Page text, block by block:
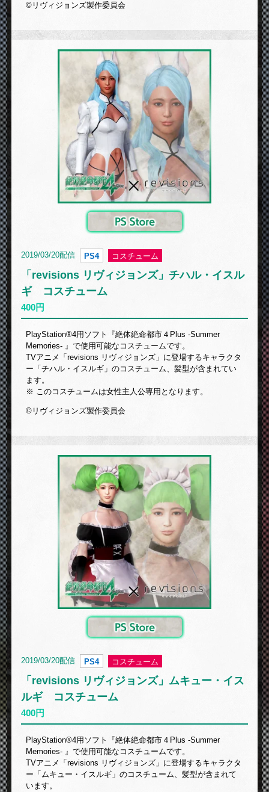
©リヴィジョンズ製作委員会
2019/03/20配信 PS4 コスチューム
「revisions リヴィジョンズ」チハル・イスル
ギ コスチューム
400円
PlayStation®4用ソフト『絶体絶命都市４Plus -Summer
Memories- 』で使用可能なコスチュームです。
TVアニメ「revisions リヴィジョンズ」に登場するキャラクタ
ー「チハル・イスルギ」のコスチューム、髪型が含まれてい
ます。
※ このコスチュームは女性主人公専用となります。
©リヴィジョンズ製作委員会
2019/03/20配信 PS4 コスチューム
「revisions リヴィジョンズ」ムキュー・イス
ルギ コスチューム
400円
PlayStation®4用ソフト『絶体絶命都市４Plus -Summer
Memories- 』で使用可能なコスチュームです。
TVアニメ「revisions リヴィジョンズ」に登場するキャラクタ
ー「ムキュー・イスルギ」のコスチューム、髪型が含まれて
います。